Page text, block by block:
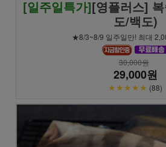
[일주일특가][영플러스]
도/백도)
★8/3~8/9 일주일만! 최대
30,000원
29,000원
★★★★★ (88)